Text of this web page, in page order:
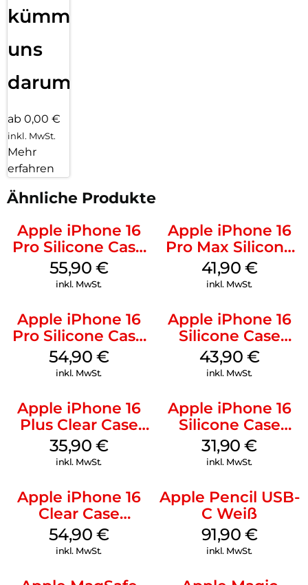
kümmern
uns
darum!
ab 0,00 €
inkl. MwSt.
Mehr
erfahren
Ähnliche Produkte
Apple iPhone 16
Pro Silicone Case
MagSafe Stone
Gray
55,90 €
inkl. MwSt.
Apple iPhone 16
Pro Max Silicone
Case MagSafe
Ultramarine
41,90 €
inkl. MwSt.
Apple iPhone 16
Pro Silicone Case
MagSafe Black
54,90 €
inkl. MwSt.
Apple iPhone 16
Silicone Case
MagSafe Plum
43,90 €
inkl. MwSt.
Apple iPhone 16
Plus Clear Case
MagSafe
Transparent
35,90 €
inkl. MwSt.
Apple iPhone 16
Silicone Case
MagSafe Fuchsia
31,90€
inkl. MwSt.
Apple iPhone 16
Clear Case
MagSafe
Transparent
54,90 €
inkl. MwSt.
Apple Pencil USB-
C Weiß
91,90 €
inkl. MwSt.